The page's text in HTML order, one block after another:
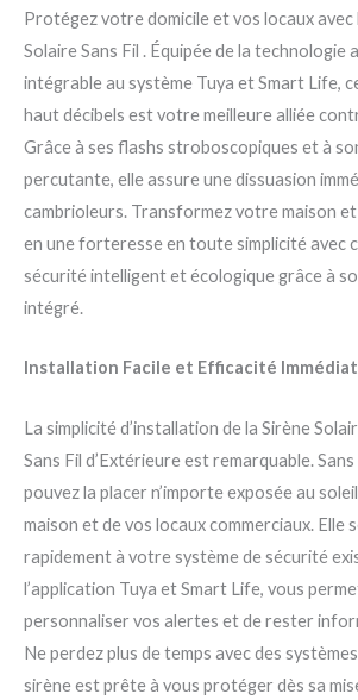
Protégez votre domicile et vos locaux
Solaire Sans Fil . Équipée de la technologie
intégrable au système Tuya et Smart Life,
haut décibels est votre meilleure alliée
Grâce à ses flashs stroboscopiques et à
percutante, elle assure une dissuasion
cambrioleurs. Transformez votre maison
en une forteresse en toute simplicité avec
sécurité intelligent et écologique grâce à
intégré.
Installation Facile et Efficacité
La simplicité d’installation de la Sirène
Sans Fil d’Extérieure est remarquable.
pouvez la placer n’importe exposée au
maison et de vos locaux commerciaux. Elle
rapidement à votre système de sécurité
l’application Tuya et Smart Life, vous
personnaliser vos alertes et de rester
Ne perdez plus de temps avec des
sirène est prête à vous protéger dès sa